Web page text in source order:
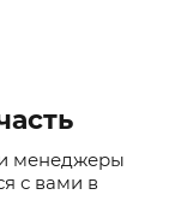
менеджеры
с вами в